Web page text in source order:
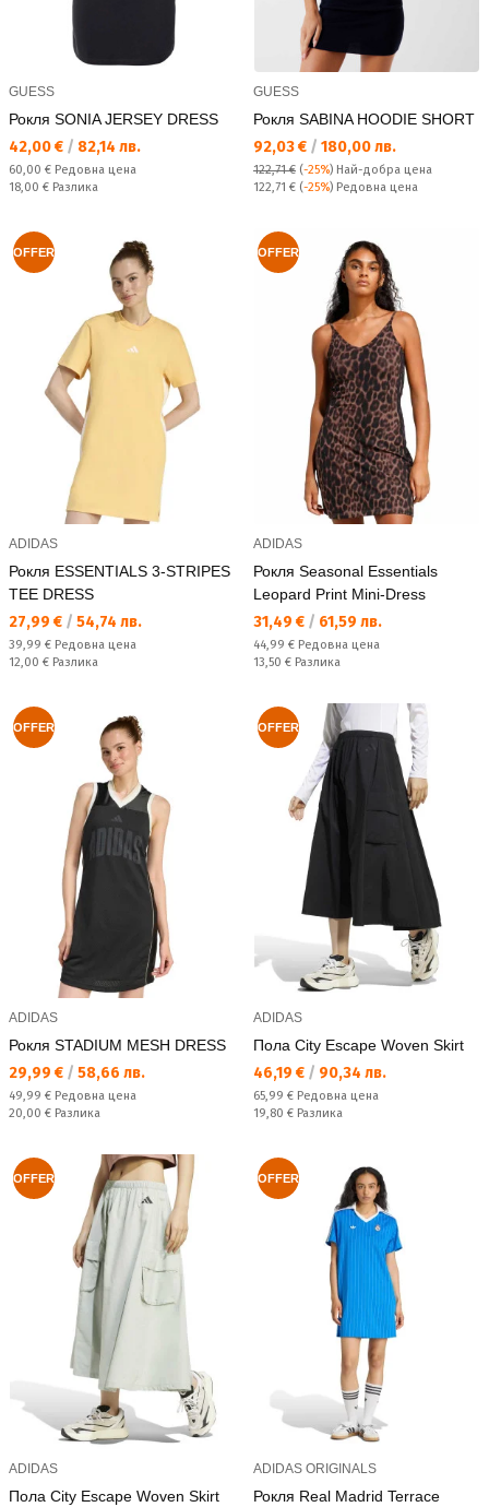
GUESS
Рокля SONIA JERSEY DRESS
Текуща цена:
42,00 € / 82,14 лв.
Редовна цена:
60,00 € Редовна цена
Спестявате:
18,00 € Разлика
GUESS
Рокля SABINA HOODIE SHORT
Текуща цена:
92,03 € / 180,00 лв.
122,71 € (-25%) Най-добра цена
Редовна цена:
122,71 € (-25%) Редовна цена
OFFER
ADIDAS
Рокля ESSENTIALS 3-STRIPES
TEE DRESS
Текуща цена:
27,99 € / 54,74 лв.
Редовна цена:
39,99 € Редовна цена
Спестявате:
12,00 € Разлика
OFFER
ADIDAS
Рокля Seasonal Essentials
Leopard Print Mini-Dress
Текуща цена:
31,49 € / 61,59 лв.
Редовна цена:
44,99 € Редовна цена
Спестявате:
13,50 € Разлика
OFFER
ADIDAS
Рокля STADIUM MESH DRESS
Текуща цена:
29,99 € / 58,66 лв.
Редовна цена:
49,99 € Редовна цена
Спестявате:
20,00 € Разлика
OFFER
ADIDAS
Пола City Escape Woven Skirt
Текуща цена:
46,19 € / 90,34 лв.
Редовна цена:
65,99 € Редовна цена
Спестявате:
19,80 € Разлика
OFFER
ADIDAS
Пола City Escape Woven Skirt
OFFER
ADIDAS ORIGINALS
Рокля Real Madrid Terrace